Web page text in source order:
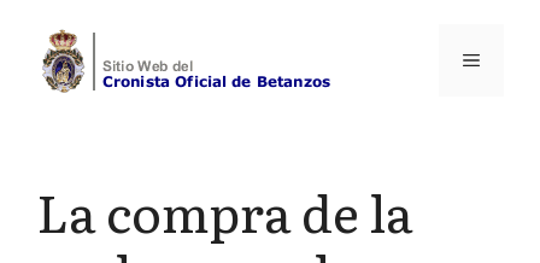
contenido
Menú
La compra de la